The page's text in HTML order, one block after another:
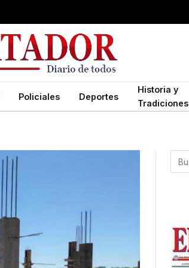
Policiales Deportes
Historia y
Tradiciones